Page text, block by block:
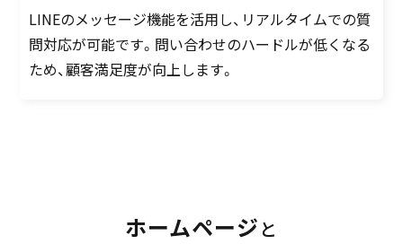
LINEのメッセージ機能を活用し、リアルタイムでの質
問対応が可能です。問い合わせのハードルが低くなる
ため、顧客満足度が向上します。
ホームページと